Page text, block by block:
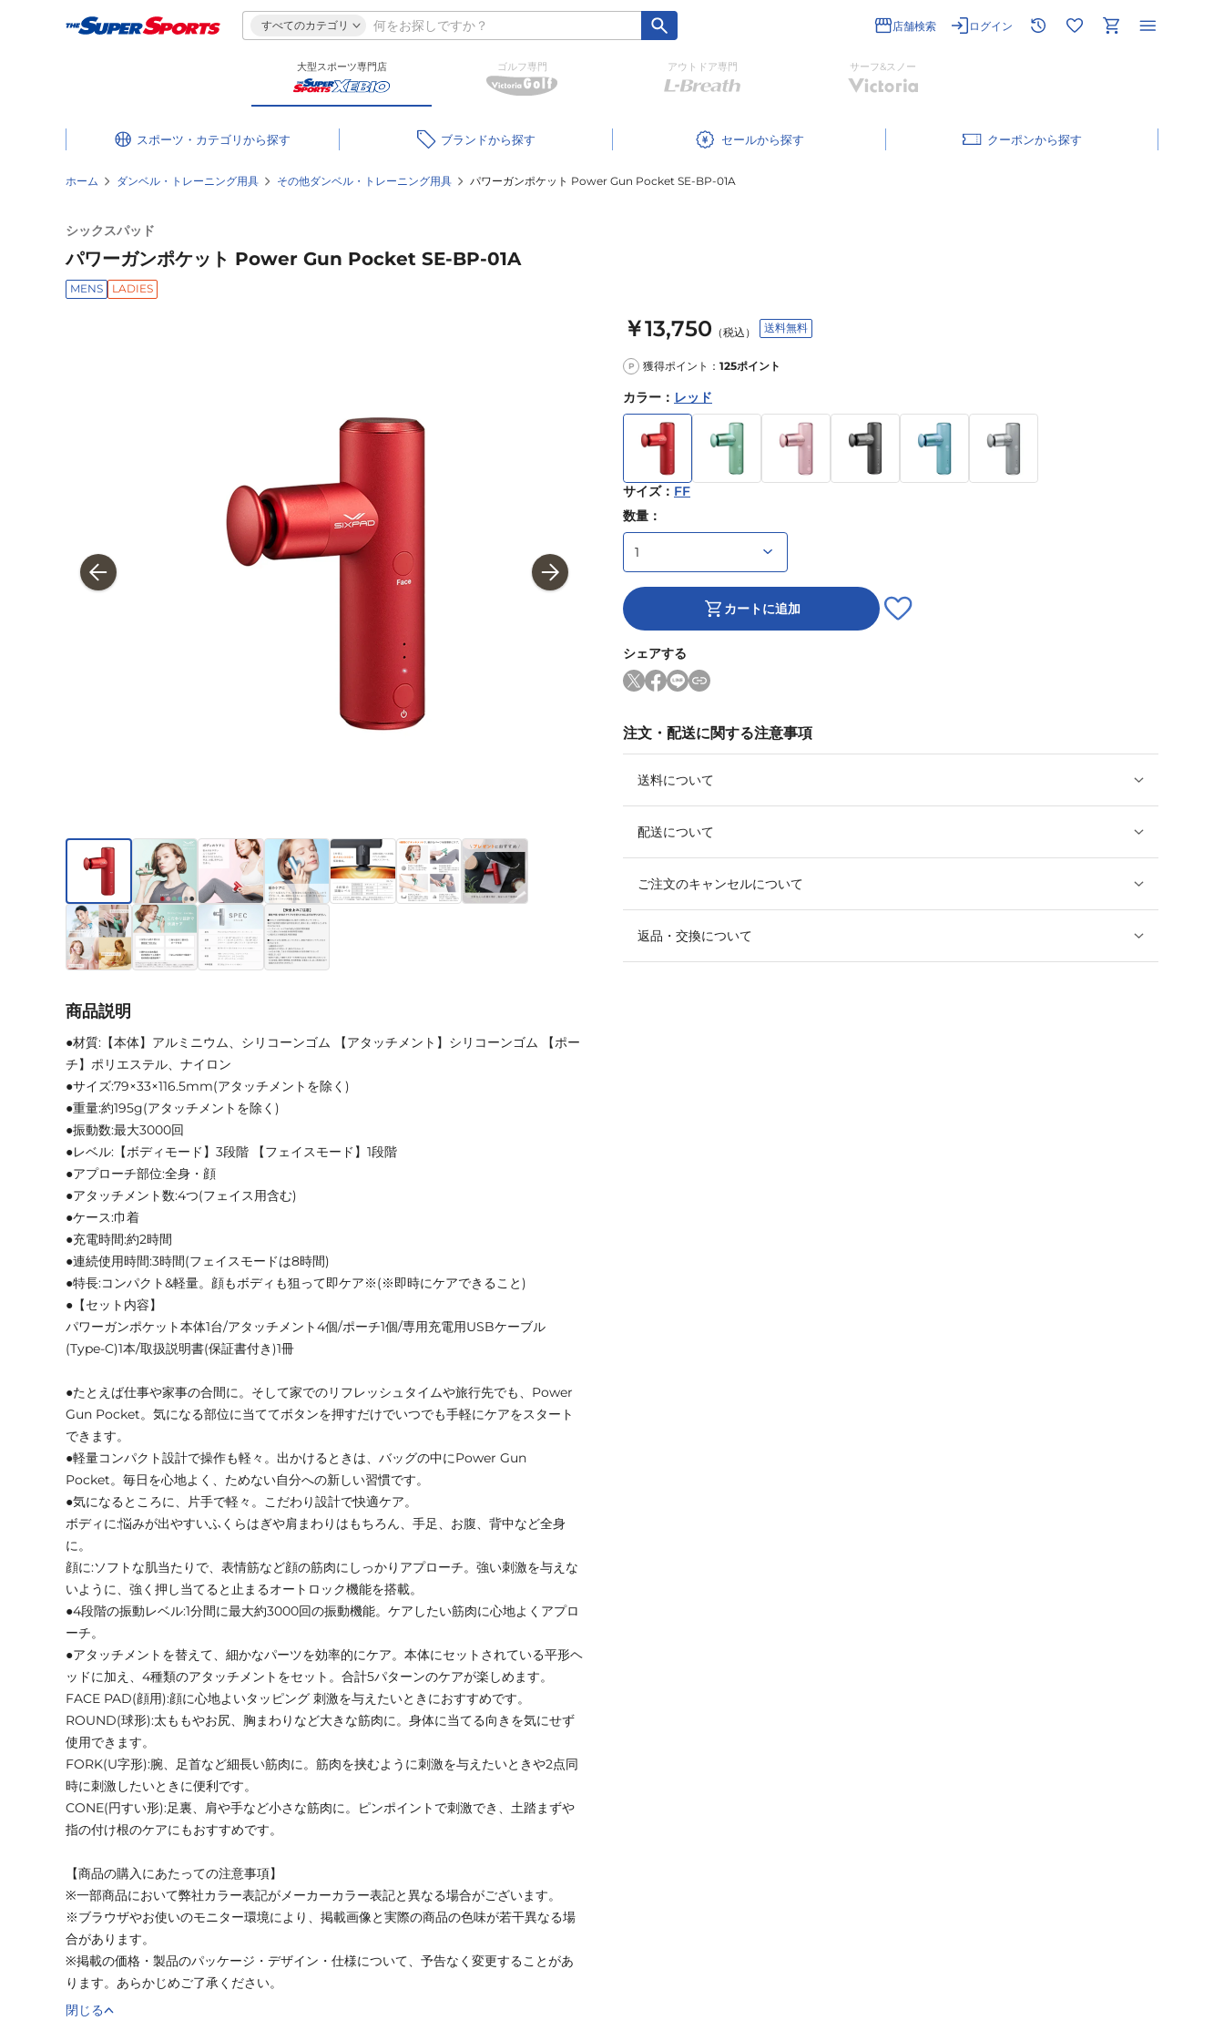
すべてのカテゴリ 店舗検索 ログイン
大型スポーツ専門店 ゴルフ専門 アウトドア専門 サーフ&スノー
スポーツ・カテゴリ ブランド セール クーポン
ホーム ダンベル・トレーニング用具 その他ダンベル・トレーニング用具 パワーガンポケット Power Gun Pocket SE-BP-01A
シックスパッド
パワーガンポケット Power Gun Pocket SE-BP-01A
MENS LADIES
￥13,750 （税込） 送料無料
P 獲得ポイント： 125ポイント
カラー ： レッド
サイズ： FF
数量：
カートに追加
シェアする
注文・配送に関する注意事項
送料について
配送について
ご注文のキャンセルについて
返品・交換について
商品説明
●材質:【本体】アルミニウム、シリコーンゴム 【アタッチメント】シリコーンゴム 【ポー
チ】ポリエステル、ナイロン
●サイズ:79×33×116.5mm(アタッチメントを除く)
●重量:約195g(アタッチメントを除く)
●振動数:最大3000回
●レベル:【ボディモード】3段階 【フェイスモード】1段階
●アプローチ部位:全身・顔
●アタッチメント数:4つ(フェイス用含む)
●ケース:巾着
●充電時間:約2時間
●連続使用時間:3時間(フェイスモードは8時間)
●特長:コンパクト&軽量。顔もボディも狙って即ケア※(※即時にケアできること)
●【セット内容】
パワーガンポケット本体1台/アタッチメント4個/ポーチ1個/専用充電用USBケーブル
(Type-C)1本/取扱説明書(保証書付き)1冊
●たとえば仕事や家事の合間に。そして家でのリフレッシュタイムや旅行先でも、Power
Gun Pocket。気になる部位に当ててボタンを押すだけでいつでも手軽にケアをスタート
できます。
●軽量コンパクト設計で操作も軽々。出かけるときは、バッグの中にPower Gun
Pocket。毎日を心地よく、ためない自分への新しい習慣です。
●気になるところに、片手で軽々。こだわり設計で快適ケア。
ボディに:悩みが出やすいふくらはぎや肩まわりはもちろん、手足、お腹、背中など全身
に。
顔に:ソフトな肌当たりで、表情筋など顔の筋肉にしっかりアプローチ。強い刺激を与えな
いように、強く押し当てると止まるオートロック機能を搭載。
●4段階の振動レベル:1分間に最大約3000回の振動機能。ケアしたい筋肉に心地よくアプロ
ーチ。
●アタッチメントを替えて、細かなパーツを効率的にケア。本体にセットされている平形ヘ
ッドに加え、4種類のアタッチメントをセット。合計5パターンのケアが楽しめます。
FACE PAD(顔用):顔に心地よいタッピング 刺激を与えたいときにおすすめです。
ROUND(球形):太ももやお尻、胸まわりなど大きな筋肉に。身体に当てる向きを気にせず
使用できます。
FORK(U字形):腕、足首など細長い筋肉に。筋肉を挟むように刺激を与えたいときや2点同
時に刺激したいときに便利です。
CONE(円すい形):足裏、肩や手など小さな筋肉に。ピンポイントで刺激でき、土踏まずや
指の付け根のケアにもおすすめです。
【商品の購入にあたっての注意事項】
※一部商品において弊社カラー表記がメーカーカラー表記と異なる場合がございます。
※ブラウザやお使いのモニター環境により、掲載画像と実際の商品の色味が若干異なる場
合があります。
※掲載の価格・製品のパッケージ・デザイン・仕様について、予告なく変更することがあ
ります。あらかじめご了承ください。
閉じる